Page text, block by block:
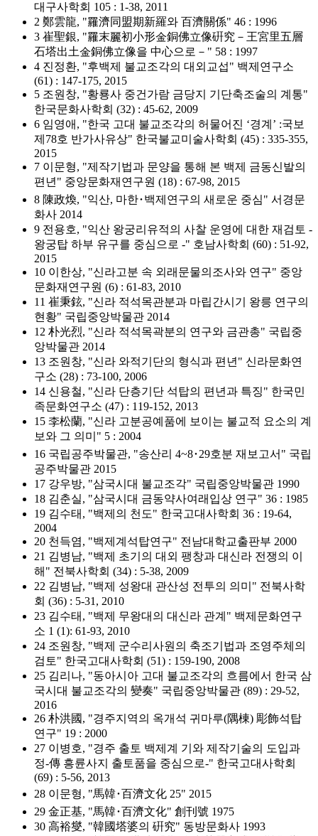
대구사학회 105 : 1-38, 2011
2 鄭雲龍, "羅濟同盟期新羅와 百濟關係" 46 : 1996
3 崔聖銀, "羅末麗初小形金銅佛立像硏究－王宮里五層
石塔出土金銅佛立像을 中心으로－" 58 : 1997
4 진정환, "후백제 불교조각의 대외교섭" 백제연구소
(61) : 147-175, 2015
5 조원창, "황룡사 중건가람 금당지 기단축조술의 계통"
한국문화사학회 (32) : 45-62, 2009
6 임영애, "한국 고대 불교조각의 허물어진 ‘경계’ :국보
제78호 반가사유상" 한국불교미술사학회 (45) : 335-355,
2015
7 이문형, "제작기법과 문양을 통해 본 백제 금동신발의
편년" 중앙문화재연구원 (18) : 67-98, 2015
8 陳政煥, "익산, 마한･백제연구의 새로운 중심" 서경문
화사 2014
9 전용호, "익산 왕궁리유적의 사찰 운영에 대한 재검토 -
왕궁탑 하부 유구를 중심으로 -" 호남사학회 (60) : 51-92,
2015
10 이한상, "신라고분 속 외래문물의조사와 연구" 중앙
문화재연구원 (6) : 61-83, 2010
11 崔秉鉉, "신라 적석목관분과 마립간시기 왕릉 연구의
현황" 국립중앙박물관 2014
12 朴光烈, "신라 적석목곽분의 연구와 금관총" 국립중
앙박물관 2014
13 조원창, "신라 와적기단의 형식과 편년" 신라문화연
구소 (28) : 73-100, 2006
14 신용철, "신라 단층기단 석탑의 편년과 특징" 한국민
족문화연구소 (47) : 119-152, 2013
15 李松蘭, "신라 고분공예품에 보이는 불교적 요소의 계
보와 그 의미" 5 : 2004
16 국립공주박물관, "송산리 4~8･29호분 재보고서" 국립
공주박물관 2015
17 강우방, "삼국시대 불교조각" 국립중앙박물관 1990
18 김춘실, "삼국시대 금동약사여래입상 연구" 36 : 1985
19 김수태, "백제의 천도" 한국고대사학회 36 : 19-64,
2004
20 천득염, "백제계석탑연구" 전남대학교출판부 2000
21 김병남, "백제 초기의 대외 팽창과 대신라 전쟁의 이
해" 전북사학회 (34) : 5-38, 2009
22 김병남, "백제 성왕대 관산성 전투의 의미" 전북사학
회 (36) : 5-31, 2010
23 김수태, "백제 무왕대의 대신라 관계" 백제문화연구
소 1 (1): 61-93, 2010
24 조원창, "백제 군수리사원의 축조기법과 조영주체의
검토" 한국고대사학회 (51) : 159-190, 2008
25 김리나, "동아시아 고대 불교조각의 흐름에서 한국 삼
국시대 불교조각의 變奏" 국립중앙박물관 (89) : 29-52,
2016
26 朴洪國, "경주지역의 옥개석 귀마루(隅棟) 彫飾석탑
연구" 19 : 2000
27 이병호, "경주 출토 백제계 기와 제작기술의 도입과
정-傳 흥륜사지 출토품을 중심으로-" 한국고대사학회
(69) : 5-56, 2013
28 이문형, "馬韓･百濟文化 25" 2015
29 金正基, "馬韓･百濟文化" 創刊號 1975
30 高裕燮, "韓國塔婆의 硏究" 동방문화사 1993